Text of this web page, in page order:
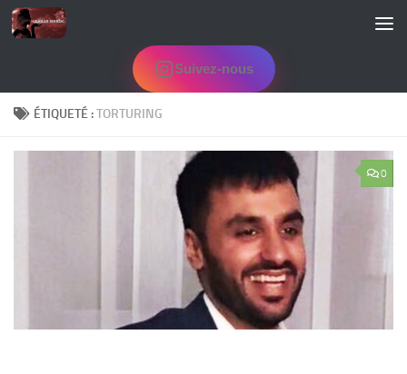
Skip to content
Suivez-nous
ÉTIQUETÉ :TORTURING
0